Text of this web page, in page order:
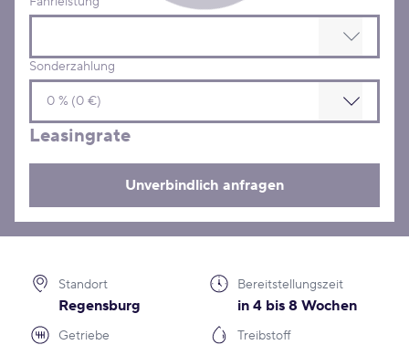
Sonderzahlung
Leasingrate
Unverbindlich anfragen
Standort
Regensburg
Bereitstellungszeit
in 4 bis 8 Wochen
Getriebe Treibstoff